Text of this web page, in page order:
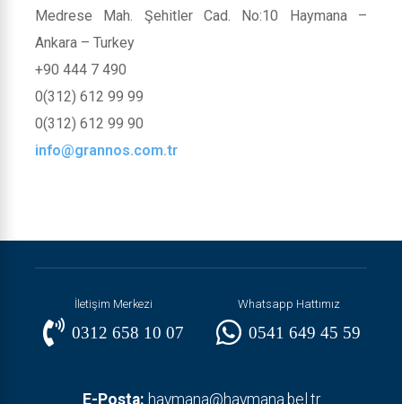
Medrese Mah. Şehitler Cad. No:10 Haymana –
Ankara – Turkey
+90 444 7 490
0(312) 612 99 99
0(312) 612 99 90
info@grannos.com.tr
İletişim Merkezi
0312 658 10 07
Whatsapp Hattımız
0541 649 45 59
E-Posta: haymana@haymana.bel.tr